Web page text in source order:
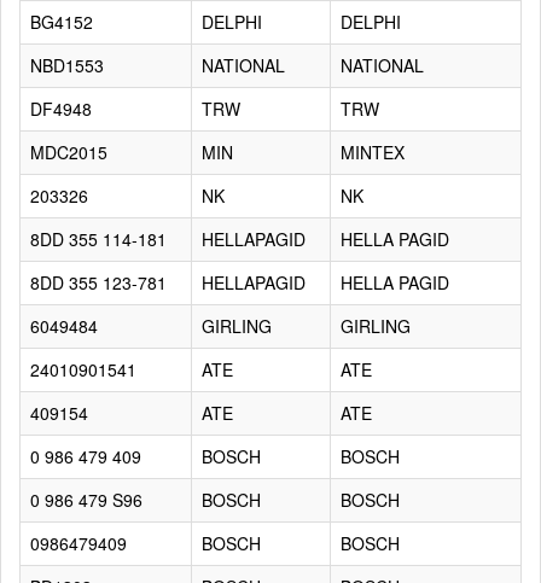
BG4152
DELPHI
DELPHI
NBD1553
NATIONAL
NATIONAL
DF4948
TRW
TRW
MDC2015
MIN
MINTEX
203326
NK
NK
8DD 355 114-181
HELLAPAGID
HELLA PAGID
8DD 355 123-781
HELLAPAGID
HELLA PAGID
6049484
GIRLING
GIRLING
24010901541
ATE
ATE
409154
ATE
ATE
0 986 479 409
BOSCH
BOSCH
0 986 479 S96
BOSCH
BOSCH
0986479409
BOSCH
BOSCH